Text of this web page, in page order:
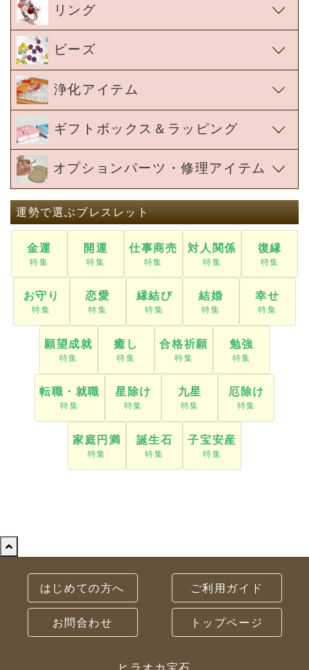
リング
ビーズ
浄化アイテム
ギフトボックス＆ラッピング
オプションパーツ・修理アイテム
運勢で選ぶブレスレット
金運 開運 仕事商売 対人関係 復縁
お守り 恋愛 縁結び 結婚 幸せ
願望成就 癒し 合格祈願 勉強
転職・就職 星除け 九星 厄除け
家庭円満 誕生石 子宝安産
はじめての方へ ご利用ガイド
お問合わせ トップページ
ヒラオカ宝石